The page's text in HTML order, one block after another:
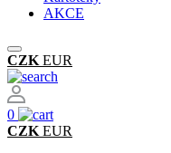
AKCE
CZK EUR
0
CZK EUR